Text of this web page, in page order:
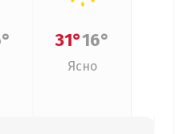
31°16°
Ясно